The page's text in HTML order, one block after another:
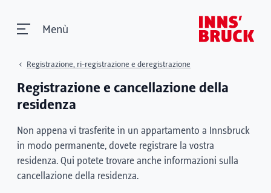
Menù
Registrazione, ri-registrazione e deregistrazione
Registrazione e cancellazione della
residenza
Non appena vi trasferite in un appartamento a Innsbruck
in modo permanente, dovete registrare la vostra
residenza. Qui potete trovare anche informazioni sulla
cancellazione della residenza.